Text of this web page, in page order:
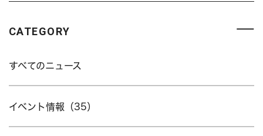
CATEGORY
すべてのニュース
イベント情報（35）